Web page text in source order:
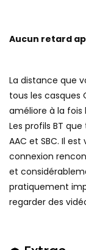
Aucun retard
La distance que
tous les casques
améliore à la fois
Les profils BT que
AAC et SBC. Il
connexion
et
pratiquement
regarder des